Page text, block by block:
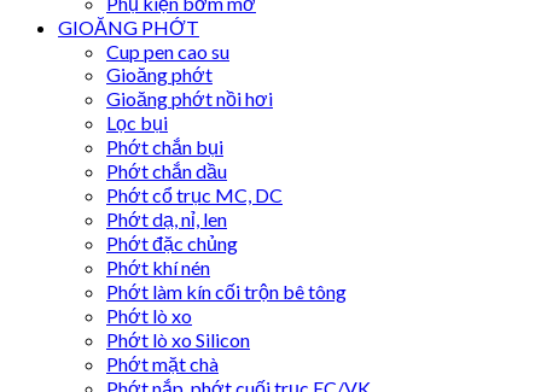
GIOĂNG PHỚT
Cup pen cao su
Gioăng phớt
Gioăng phớt nồi hơi
Lọc bụi
Phớt chắn bụi
Phớt chắn dầu
Phớt cổ trục MC, DC
Phớt dạ, nỉ, len
Phớt đặc chủng
Phớt khí nén
Phớt làm kín cối trộn bê tông
Phớt lò xo
Phớt lò xo Silicon
Phớt mặt chà